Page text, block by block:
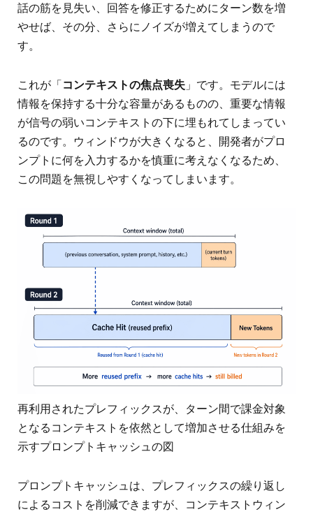
話の筋を見失い、回答を修正するためにターン数を増
やせば、その分、さらにノイズが増えてしまうので
す。
これが「コンテキストの焦点喪失 」です。モデルには
情報を保持する十分な容量があるものの、重要な情報
が信号の弱いコンテキストの下に埋もれてしまってい
るのです。ウィンドウが大きくなると、開発者がプロ
ンプトに何を入力するかを慎重に考えなくなるため、
この問題を無視しやすくなってしまいます。
再利用されたプレフィックスが、ターン間で課金対象
となるコンテキストを依然として増加させる仕組みを
示すプロンプトキャッシュの図
プロンプトキャッシュは、プレフィックスの繰り返し
によるコストを削減できますが、コンテキストウィン